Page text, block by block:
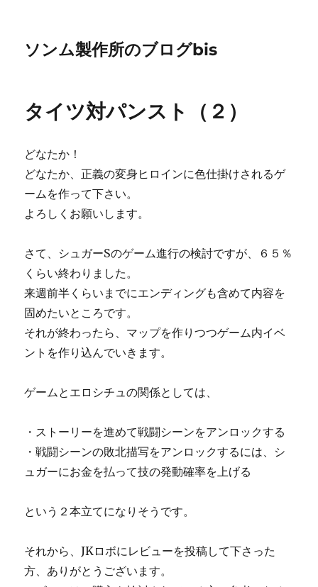
ソンム製作所のブログbis
タイツ対パンスト（２）
どなたか！
どなたか、正義の変身ヒロインに色仕掛けされるゲ
ームを作って下さい。
よろしくお願いします。
さて、シュガーSのゲーム進行の検討ですが、６５％
くらい終わりました。
来週前半くらいまでにエンディングも含めて内容を
固めたいところです。
それが終わったら、マップを作りつつゲーム内イベ
ントを作り込んでいきます。
ゲームとエロシチュの関係としては、
・ストーリーを進めて戦闘シーンをアンロックする
・戦闘シーンの敗北描写をアンロックするには、シ
ュガーにお金を払って技の発動確率を上げる
という２本立てになりそうです。
それから、JKロボにレビューを投稿して下さった
方、ありがとうございます。